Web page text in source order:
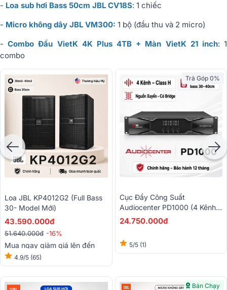
- Loa sub hơi Bass 50cm JBL CV18S: 1 chiếc
- Micro không dây JBL VM300: 1 bộ (đầu thu và 2 micro)
-Combo Đầu VietK 4K Plus 4TB + Màn VietK 21 inch: 1
combo
Loa JBL KP4012G2 (full Bass
30- Model Mới)
43.590.000đ
51.640.000đ -16%
Mua ngay giảm giá lên đến
15%4.9/5 (65)
Trả Góp 0%
Cục Đẩy Công Suất
Audiocenter PD1000 (4 Kênh,
1000W, Class H)
24.750.000đ
5/5 (1)
Bán Chạy